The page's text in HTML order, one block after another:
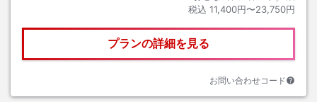
税込 11,400円〜23,750円
プランの詳細を見る
お問い合わせコード